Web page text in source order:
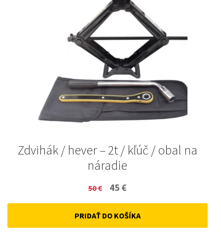
Zdvihák / hever – 2t / kľúč / obal na
náradie
50€
Original
price
was:
45 €
price
is:
PRIDAŤ DO KOŠÍKA